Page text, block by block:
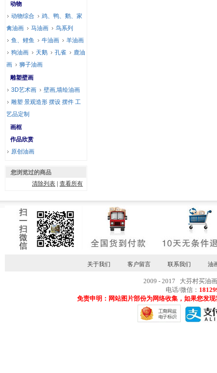
动物
动物综合
鸡、鸭、鹅、家
禽油画
马油画
鸟系列
鱼、鲤鱼
牛油画
羊油画
狗油画
天鹅 孔雀
鹿油
画
狮子油画
雕塑壁画
3D艺术画
壁画,墙绘油画
雕塑 景观造形 摆设 摆件 工
艺品定制
画框
作品欣赏
原创油画
您浏览过的商品
清除列表 |查看所有
关于我们 客户留言 联系我们 油
2009 - 2017 大芬村买油
电话/微信：
免责申明：网站图片部份为网络收集，如果您发